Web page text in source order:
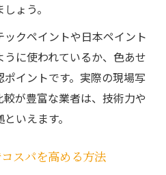
ょう。
クペイントや日本ペイント
に使われているか、色あせ
イントです。実際の現場写
が豊富な業者は、技術力や
いえます。
スパを高める方法